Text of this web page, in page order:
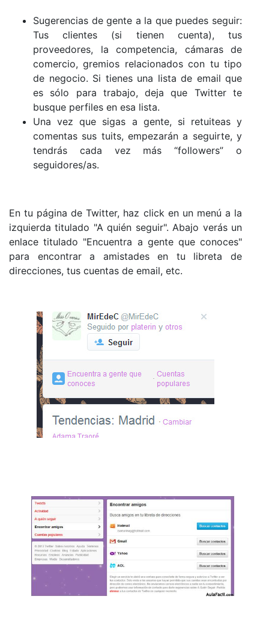
Sugerencias de gente a la que puedes seguir:
Tus clientes (si tienen cuenta), tus
proveedores, la competencia, cámaras de
comercio, gremios relacionados con tu tipo
de negocio. Si tienes una lista de email que
es sólo para trabajo, deja que Twitter te
busque perfiles en esa lista.
Una vez que sigas a gente, si retuiteas y
comentas sus tuits, empezarán a seguirte, y
tendrás cada vez más “followers” o
seguidores/as.
En tu página de Twitter, haz click en un menú a la
izquierda titulado "A quién seguir". Abajo verás un
enlace titulado "Encuentra a gente que conoces"
para encontrar a amistades en tu libreta de
direcciones, tus cuentas de email, etc.